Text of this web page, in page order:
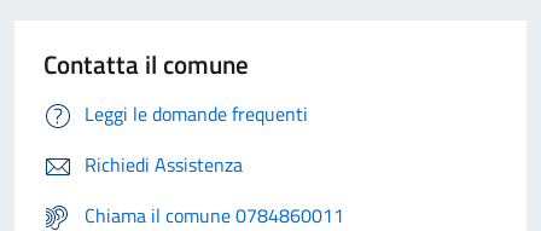
Contatta il comune
Leggi le domande frequenti
Richiedi Assistenza
Chiama il comune 0784860011